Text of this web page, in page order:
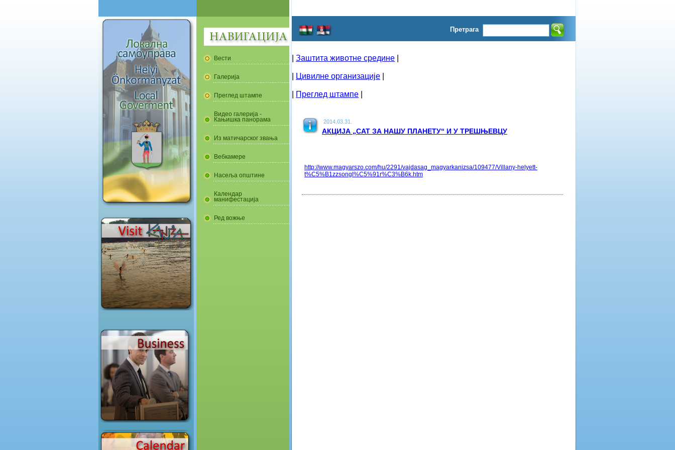
Вести
Галерија
Преглед штампе
Видео галерија -
Кањишка панорама
Из матичарског звања
Вебкамере
Насеља општине
Календар
манифестација
Ред вожње
Претрага
Заштита животне средине
Цивилне организације
Преглед штампе
2014.03.31.
АКЦИЈА „САТ ЗА НАШУ ПЛАНЕТУ“ И У ТРЕШЊЕВЦУ
http://www.magyarszo.com/hu/2291/vajdasag_magyarkanizsa/109477/Villany-helyett-
t%C5%B1zzsongl%C5%91r%C3%B6k.htm